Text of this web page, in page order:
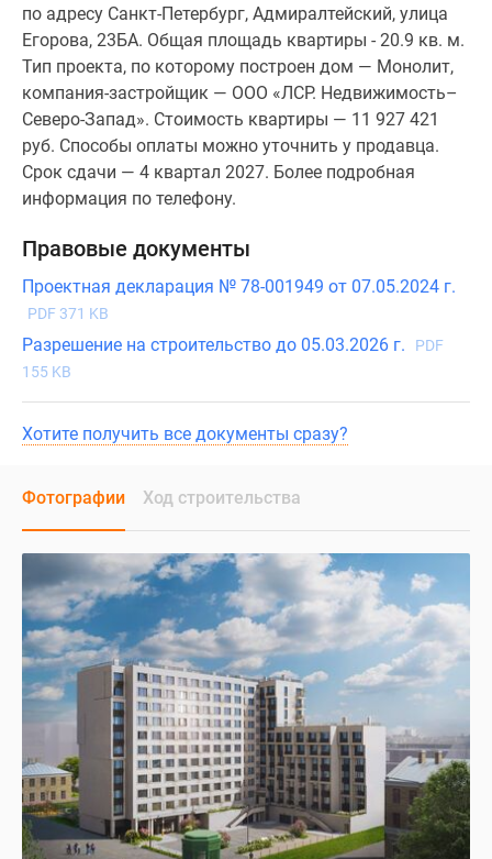
по адресу Санкт-Петербург, Адмиралтейский, улица
Егорова, 23БА. Общая площадь квартиры - 20.9 кв. м.
Тип проекта, по которому построен дом — Монолит,
компания-застройщик — ООО «ЛСР. Недвижимость–
Северо-Запад». Стоимость квартиры — 11 927 421
руб. Способы оплаты можно уточнить у продавца.
Срок сдачи — 4 квартал 2027. Более подробная
информация по телефону.
Правовые документы
Проектная декларация № 78-001949 от 07.05.2024 г.
PDF 371 KB
Разрешение на строительство до 05.03.2026 г.
PDF
155 KB
Хотите получить все документы сразу?
Фотографии Ход строительства